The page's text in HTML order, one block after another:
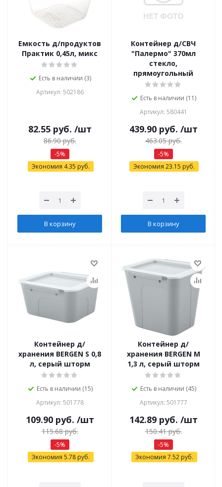
Емкость д/продуктов
Практик 0,45л, микс
Есть в наличии (3)
Артикул: 502186
82.55руб. /шт
86.90руб.
-5%
Экономия 4.35 руб.
В корзину
Контейнер д/СВЧ
"Палермо" 370мл
стекло,
прямоугольный
Есть в наличии (11)
Артикул: 580441
439.90руб. /шт
463.05руб.
-5%
Экономия 23.15 руб.
В корзину
Контейнер д/
хранения BERGEN S 0,8
л, серый шторм
Есть в наличии (15)
Артикул: 501778
109.90руб. /шт
115.68руб.
-5%
Экономия 5.78руб.
Контейнер д/
хранения BERGEN M
1,3 л, серый шторм
Есть в наличии (45)
Артикул: 501777
142.89руб. /шт
150.41руб.
-5%
Экономия 7.52руб.